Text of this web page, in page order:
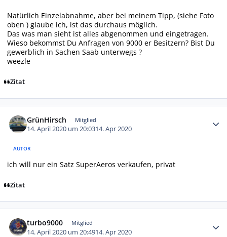
Natürlich Einzelabnahme, aber bei meinem Tipp, (siehe Foto
oben ) glaube ich, ist das durchaus möglich.
Das was man sieht ist alles abgenommen und eingetragen.
Wieso bekommst Du Anfragen von 9000 er Besitzern? Bist Du
gewerblich in Sachen Saab unterwegs ?
weezle
Zitat
GrünHirsch Mitglied
14. April 2020 um 20:0314. Apr 2020
AUTOR
ich will nur ein Satz SuperAeros verkaufen, privat
Zitat
turbo9000 Mitglied
14. April 2020 um 20:4914. Apr 2020